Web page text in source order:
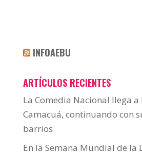
INFOAEBU
ARTÍCULOS RECIENTES
La Comedia Nacional llega a
Camacuá, continuando con
barrios
En la Semana Mundial de la